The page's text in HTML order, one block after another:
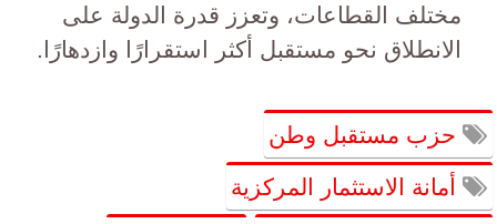
مختلف القطاعات، وتعزز قدرة الدولة على
الانطلاق نحو مستقبل أكثر استقرارًا وازدهارًا.
حزب مستقبل وطن
أمانة الاستثمار المركزية